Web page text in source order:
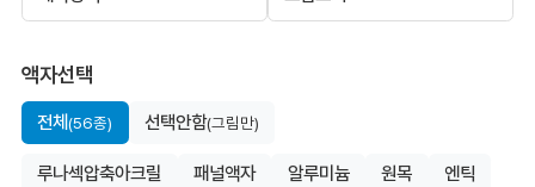
액자선택
전체(56종) 선택안함(그림만)
루나섹압축아크릴 패널액자 알루미늄 원목
엔틱